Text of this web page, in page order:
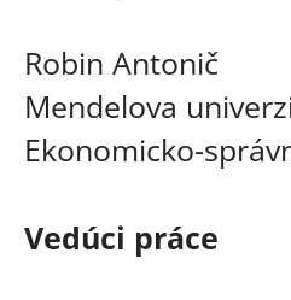
Robin Antonič
Mendelova
Ekonomicko-
Vedúci práce